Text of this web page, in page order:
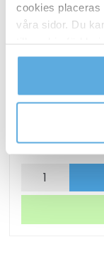
cookies placeras
våra sidor. Du
Läs mer i vår
kontaktar oss
Laddkabel
Laddkabel
C